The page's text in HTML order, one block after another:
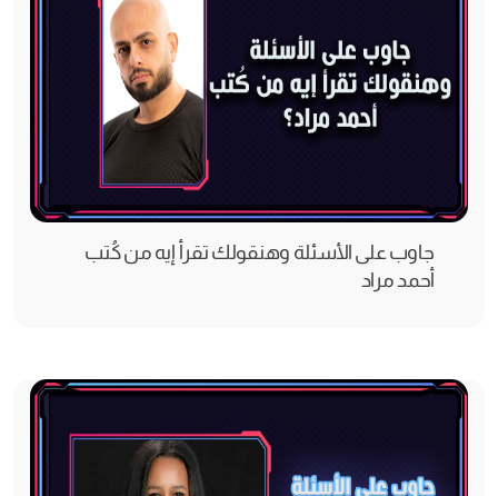
جاوب على الأسئلة وهنقولك تقرأ إيه من كُتب
أحمد مراد